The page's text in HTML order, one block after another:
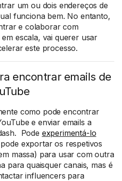
um ou dois endereços de
funciona bem. No entanto,
e colaborar com
escala, vai querer usar
este processo.
encontrar emails de
como pode encontrar
e enviar emails a
Pode experimentá-lo
exportar os respetivos
massa) para usar com outra
para quaisquer canais, mas é
influencers para